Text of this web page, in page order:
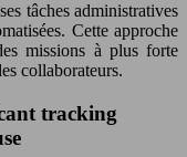
tâches administratives
Cette approche
missions à plus forte
collaborateurs.
tracking